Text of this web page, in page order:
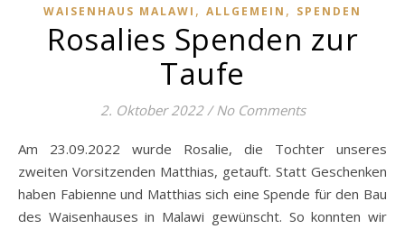
WAISENHAUS MALAWI , ALLGEMEIN , SPENDEN
Rosalies Spenden zur
Taufe
2. Oktober 2022 / No Comments
Am 23.09.2022 wurde Rosalie, die Tochter unseres
zweiten Vorsitzenden Matthias, getauft. Statt Geschenken
haben Fabienne und Matthias sich eine Spende für den Bau
des Waisenhauses in Malawi gewünscht. So konnten wir